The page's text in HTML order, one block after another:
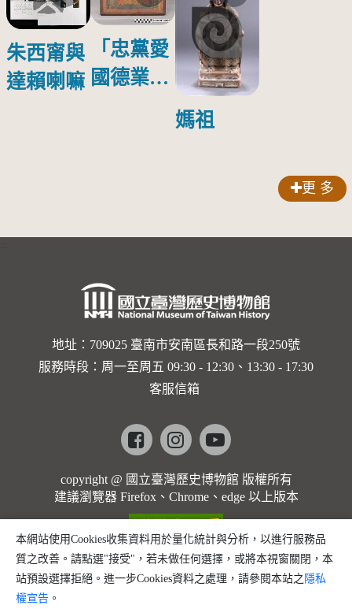
朱西甯與
達賴喇嘛
「忠黨愛
國德業並
媽祖
更 多
地址：709025 臺南市安南區長和路一段250號
服務時段：周一至周五 09:30 - 12:30、13:30 - 17:30
客服信箱
Facebookinstagramyoutube
copyright @ 國立臺灣歷史博物館 版權所有
建議瀏覽器 Firefox、Chrome、edge 以上版本
本網站使用Cookies收集資料用於量化統計與分析，以進行服務品
質之改善。請點選"接受"，若未做任何選擇，或將本視窗關閉，本
站預設選擇拒絕。進一步Cookies資料之處理，請參閱本站之 隱私
權宣告 。